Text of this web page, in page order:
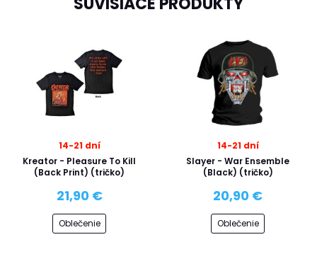
14-21 dní
Kreator - Pleasure To Kill
(Back Print) (tričko)
21,90 €
Oblečenie
14-21 dní
Slayer - War Ensemble
(Black) (tričko)
20,90 €
Oblečenie